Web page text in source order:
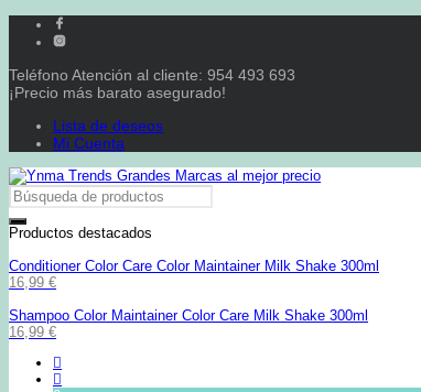
Teléfono Atención al cliente: 954 493 693
¡Precio más barato asegurado!
Lista de deseos
Mi Cuenta
Productos destacados
Conditioner Color Care Color Maintainer Milk Shake 300ml
16,99 €
Shampoo Color Maintainer Color Care Milk Shake 300ml
16,99 €